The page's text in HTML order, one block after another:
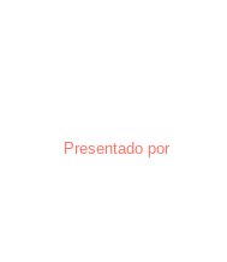
Presentado por